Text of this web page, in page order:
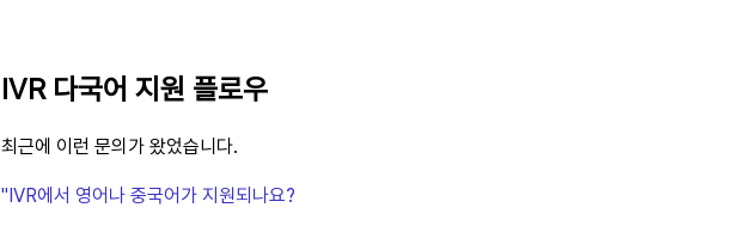
IVR 다국어 지원 플로우
​최근에 이런 문의가 왔었습니다.
"IVR에서 영어나 중국어가 지원되나요?